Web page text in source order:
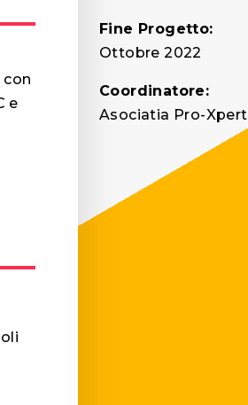
e
Fine Progetto:
Ottobre 2022
Coordinatore:
Asociatia Pro-Xpert